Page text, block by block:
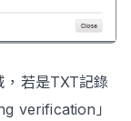
，若是TXT記錄
verification」